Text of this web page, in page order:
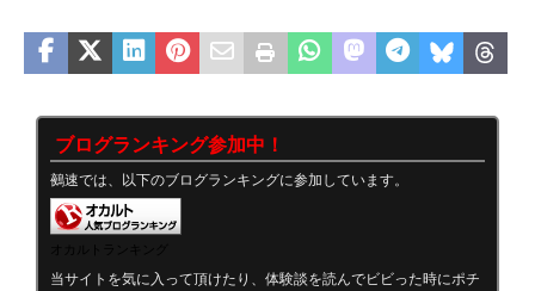
ブログランキング参加中！
鵺速では、以下のブログランキングに参加しています。
当サイトを気に入って頂けたり、体験談を読んでビビった時にポチ